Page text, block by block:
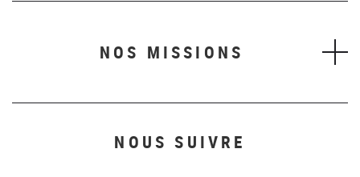
NOS MISSIONS
NOUS SUIVRE